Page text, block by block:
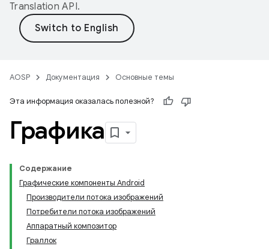
Translation API.
AOSP Документация Основные темы
Эта информация оказалась полезной?
Графика
Содержание
Графические компоненты Android
Производители потока изображений
Потребители потока изображений
Аппаратный композитор
Граллок